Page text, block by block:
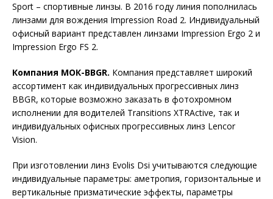
Sport – спортивные линзы. В 2016 году линия пополнилась
линзами для вождения Impression Road 2. Индивидуальный
офисный вариант представлен линзами Impression Ergo 2 и
Impression Ergo FS 2.
Компания МОК-BBGR. Компания представляет широкий
ассортимент как индивидуальных прогрессивных линз
BBGR, которые возможно заказать в фотохромном
исполнении для водителей Transitions XTRActive, так и
индивидуальных офисных прогрессивных линз Lencor
Vision.
При изготовлении линз Evolis Dsi учитываются следующие
индивидуальные параметры: аметропия, горизонтальные и
вертикальные призматические эффекты, параметры